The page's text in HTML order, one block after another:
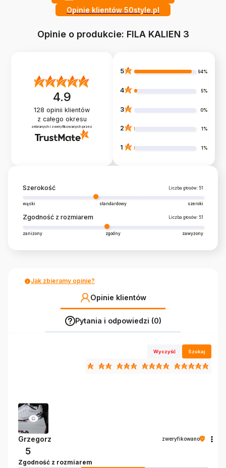
Opinie klientów 50style.pl
Opinie o produkcie: FILA KALIEN 3
4.9
128 opinii klientów
z całego okresu
zebranych i zweryfikowanych przez
5 94%
4 5%
3 0%
2 1%
1 1%
Szerokość Liczba głosów: 51
wąski standardowy szeroki
Zgodność z rozmiarem Liczba głosów: 51
zaniżony zgodny zawyżony
Jak zbieramy opinie?
Opinie klientów
Pytania i odpowiedzi (0)
Wyczyść Szukaj
Grzegorz zweryfikowano
5
Zgodność z rozmiarem